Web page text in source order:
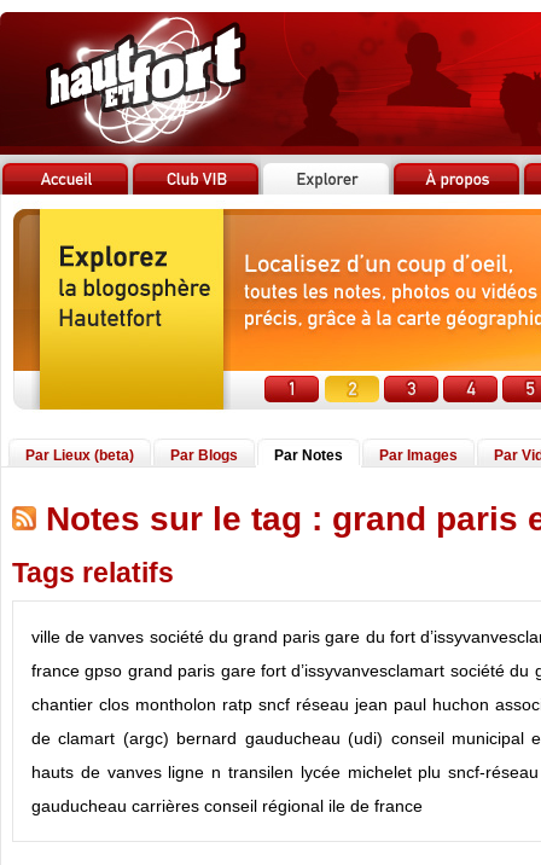
Par Lieux (beta) Par Blogs Par Notes Par Images Par
Notes sur le tag : grand paris
Tags relatifs
ville de vanves société du grand paris gare du fort
france gpso grand paris gare fort d’issyvanvesclamart société du
chantier clos montholon ratp sncf réseau jean paul huchon
de clamart (argc) bernard gauducheau (udi) conseil municipal
hauts de vanves ligne n transilen lycée michelet plu sncf-réseau
gauducheau carrières conseil régional ile de france